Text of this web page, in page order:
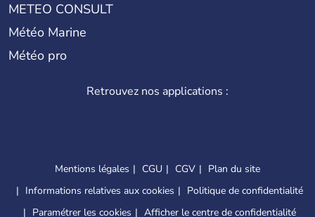
METEO CONSULT
Météo Marine
Météo pro
Retrouvez nos applications :
Mentions légales CGU CGV
Plan du site
Informations relatives aux cookies
Politique de confidentialité
Paramétrer les cookies
Afficher le centre de confidentialité